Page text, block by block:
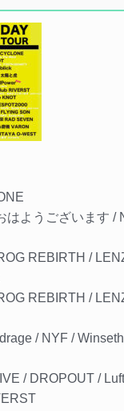
はようございます /
REBIRTH /
REBIRTH /
/ NYF /
/ DROPOUT /